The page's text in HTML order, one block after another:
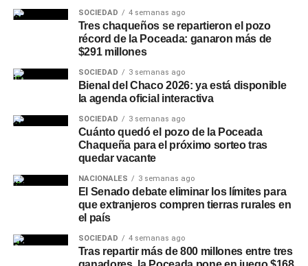
Otras líneas disponibles en
NBCH24
Además del Préstamo Express, la plataforma ofrece el
$15.000.000, plazos de hasta 24 meses y tasa fija, y el
Préstamo Anticipo en 3 cuotas, pensado para
necesidades puntuales de corto plazo. Para el sector
privado, el Préstamo +Profesionales permite acceder
hasta $30.000.000 con plazos de hasta 24 meses y tasa
fija, mientras que la línea +Comercios está destinada a
comercios adheridos a
$30.000.000, libre destino y gestión 100% online. A estas
opciones se suman otras líneas de gestión presencial,
SOCIEDAD 4 semanas ago
Tres chaqueños se repartieron el pozo
récord de la Poceada: ganaron más de
$291 millones
SOCIEDAD 3 semanas ago
Bienal del Chaco 2026: ya está disponible
la agenda oficial interactiva
SOCIEDAD 3 semanas ago
Cuánto quedó el pozo de la Poceada
Chaqueña para el próximo sorteo tras
quedar vacante
NACIONALES 3 semanas ago
El Senado debate eliminar los límites para
que extranjeros compren tierras rurales en
el país
SOCIEDAD 4 semanas ago
Tras repartir más de 800 millones entre tres